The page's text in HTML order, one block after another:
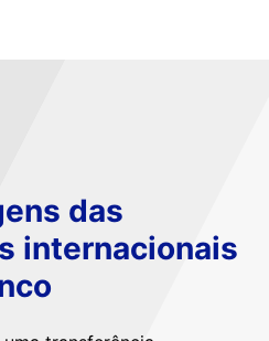
das
internacionais